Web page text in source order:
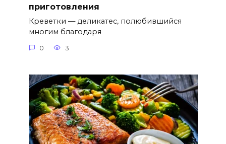
приготовления
Креветки — деликатес, полюбившийся
многим благодаря
0 3